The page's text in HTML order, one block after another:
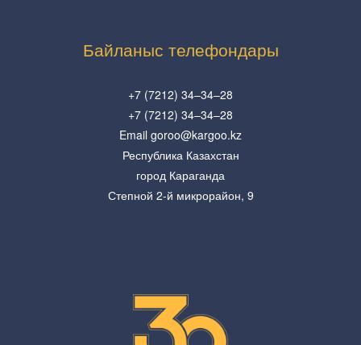
Байланыс телефондары
+7 (7212) 34–34–28
+7 (7212) 34–34–28
Email goroo@kargoo.kz
Республика Казахстан
город Караганда
Степной 2-й микрорайон, 9